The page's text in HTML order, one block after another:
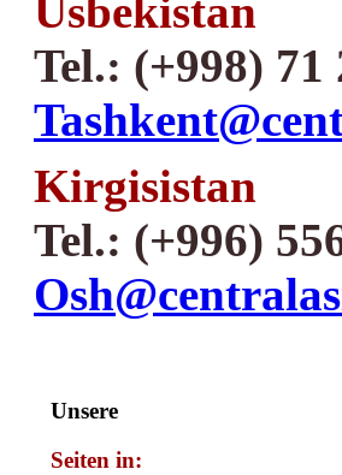
Usbekistan
Tel.: (+998) 71
Kirgisistan
Tel.: (+996)
Unsere
Seiten in: